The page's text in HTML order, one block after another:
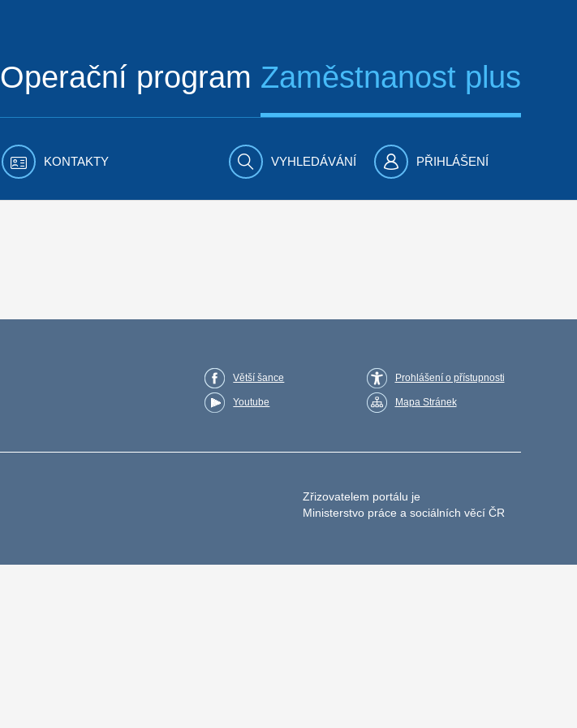
Operační program Zaměstnanost plus
KONTAKTY VYHLEDÁVÁNÍ PŘIHLÁŠENÍ
Větší šance
Youtube
Prohlášení o přístupnosti
Mapa Stránek
Zřizovatelem portálu je
Ministerstvo práce a sociálních věcí ČR